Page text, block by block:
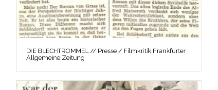
DIE BLECHTROMMEL // Presse / Filmkritik Frankfurter
Allgemeine Zeitung